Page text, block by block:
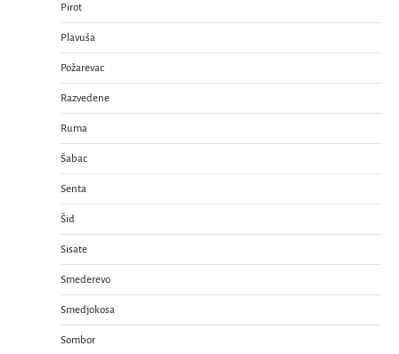
Pirot
Plavuša
Požarevac
Razvedene
Ruma
Šabac
Senta
Šid
Sisate
Smederevo
Smedjokosa
Sombor